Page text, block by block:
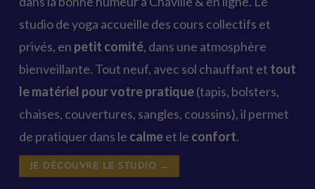
studio de yoga accueille des cours collectifs et
privés, en petit comité, dans une atmosphère
bienveillante. Tout neuf, avec sol chauffant et tout
le matériel pour votre pratique(tapis, bolsters,
chaises, couvertures, sangles, coussins), il permet
de pratiquer dans le calmeet le confort.
JE DÉCOUVRE LE STUDIO →